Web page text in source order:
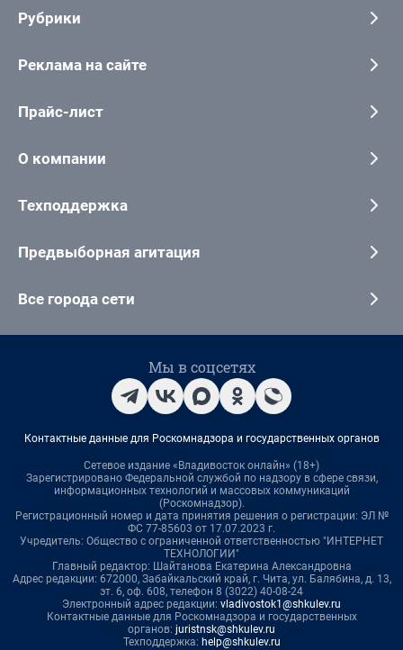
Рубрики
Реклама на сайте
Прайс-лист
О компании
Техподдержка
Предвыборная агитация
Все города сети
Мы в соцсетях
Контактные данные для Роскомнадзора и государственных органов
Сетевое издание «Владивосток онлайн» (18+)
Зарегистрировано Федеральной службой по надзору в сфере связи,
информационных технологий и массовых коммуникаций
(Роскомнадзор).
Регистрационный номер и дата принятия решения о регистрации: ЭЛ №
ФС 77-85603 от 17.07.2023 г.
Учредитель: Общество с ограниченной ответственностью "ИНТЕРНЕТ
ТЕХНОЛОГИИ"
Главный редактор: Шайтанова Екатерина Александровна
Адрес редакции: 672000, Забайкальский край, г. Чита, ул. Балябина, д. 13,
эт. 6, оф. 608, телефон 8 (3022) 40-08-24
Электронный адрес редакции: vladivostok1@shkulev.ru
Контактные данные для Роскомнадзора и государственных
органов: juristnsk@shkulev.ru
Техподдержка: help@shkulev.ru